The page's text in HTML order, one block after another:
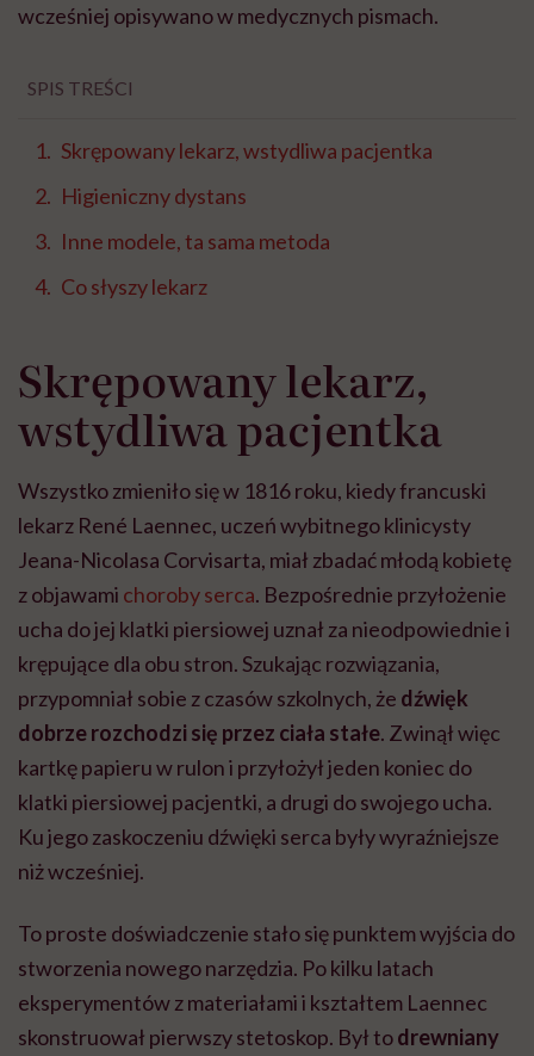
wcześniej opisywano w medycznych pismach.
SPIS TREŚCI
Skrępowany lekarz, wstydliwa pacjentka
Higieniczny dystans
Inne modele, ta sama metoda
Co słyszy lekarz
Skrępowany lekarz,
wstydliwa pacjentka
Wszystko zmieniło się w 1816 roku, kiedy francuski
lekarz René Laennec, uczeń wybitnego klinicysty
Jeana-Nicolasa Corvisarta, miał zbadać młodą kobietę
z objawami choroby serca. Bezpośrednie przyłożenie
ucha do jej klatki piersiowej uznał za nieodpowiednie i
krępujące dla obu stron. Szukając rozwiązania,
przypomniał sobie z czasów szkolnych, że dźwięk
dobrze rozchodzi się przez ciała stałe. Zwinął więc
kartkę papieru w rulon i przyłożył jeden koniec do
klatki piersiowej pacjentki, a drugi do swojego ucha.
Ku jego zaskoczeniu dźwięki serca były wyraźniejsze
niż wcześniej.
To proste doświadczenie stało się punktem wyjścia do
stworzenia nowego narzędzia. Po kilku latach
eksperymentów z materiałami i kształtem Laennec
skonstruował pierwszy stetoskop. Był todrewniany